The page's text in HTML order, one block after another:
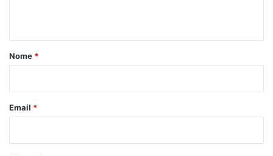
o
Nome *
Email *